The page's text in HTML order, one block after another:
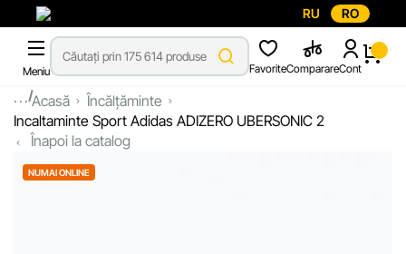
RU RO
Meniu FavoriteComparareCont
...Acasă
Încălțăminte
Incaltaminte Sport Adidas ADIZERO UBERSONIC 2
Înapoi la catalog
NUMAI ONLINE